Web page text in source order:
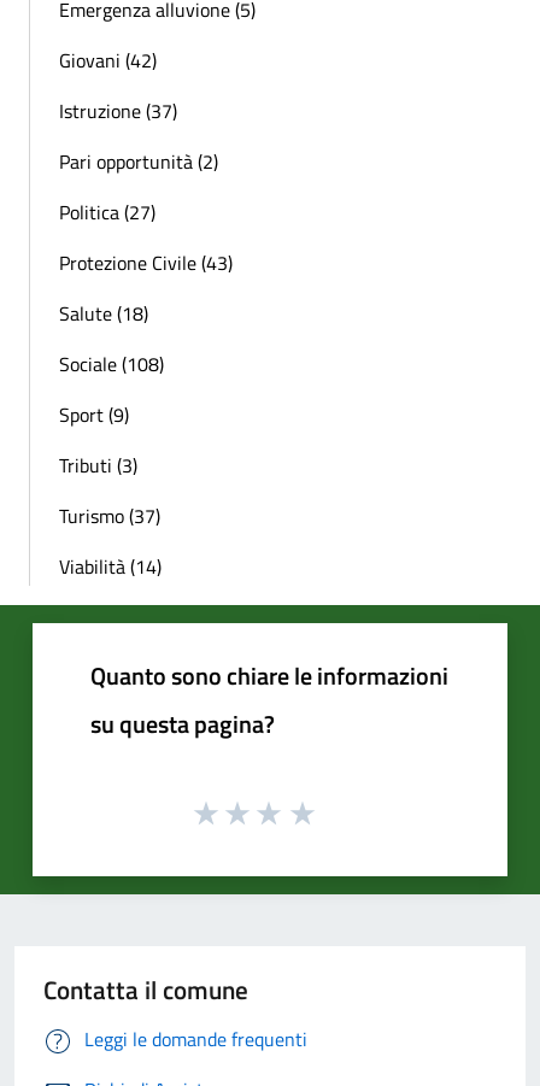
Emergenza alluvione (5)
Giovani (42)
Istruzione (37)
Pari opportunità (2)
Politica (27)
Protezione Civile (43)
Salute (18)
Sociale (108)
Sport (9)
Tributi (3)
Turismo (37)
Viabilità (14)
Quanto sono chiare le informazioni
su questa pagina?
Contatta il comune
Leggi le domande frequenti